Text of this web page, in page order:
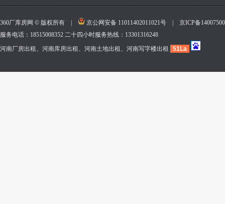
360厂库房网 © 版权所有 | 京公网安备 11011402011021号
京ICP备
服务电话：18515008352 二十四小时服务热线：13301316248
河南厂房出租、河南库房出租、河南土地出租、河南写字楼出租
51La